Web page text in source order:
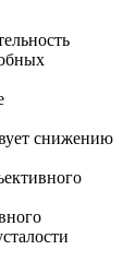
снижению